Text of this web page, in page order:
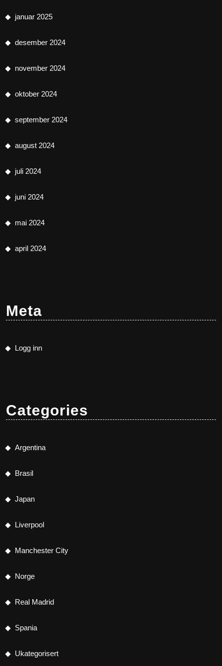
januar 2025
desember 2024
november 2024
oktober 2024
september 2024
august 2024
juli 2024
juni 2024
mai 2024
april 2024
Meta
Logg inn
Categories
Argentina
Brasil
Japan
Liverpool
Manchester City
Norge
Real Madrid
Spania
Ukategorisert